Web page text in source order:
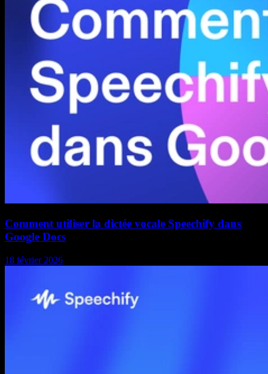
Comment utiliser la dictée vocale Speechify dans
Google Docs
18 février 2026